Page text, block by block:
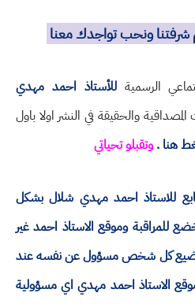
شرفتنا ونحب تواجدك معنا
الرسميةللأستاذ احمد مهدي
والحقيقة في النشر اولا باول
هنا .وتقبلو تحياتي
تابع للاستاذ احمد مهدي شلال بشكل
للمراقبة وموقع الاستاذ احمد غير
كل شخص مسؤول عن نفسه عند
الاستاذ احمد مهدي اي مسؤولية